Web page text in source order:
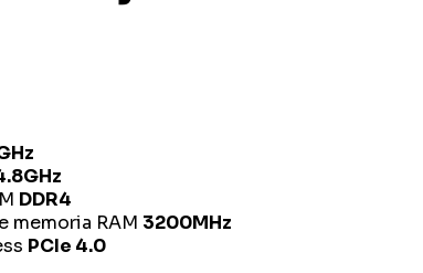
DDR4
memoria RAM 3200MHz
PCIe 4.0